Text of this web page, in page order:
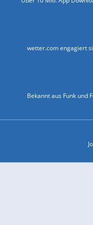
wetter.com engagiert
Bekannt aus Funk und